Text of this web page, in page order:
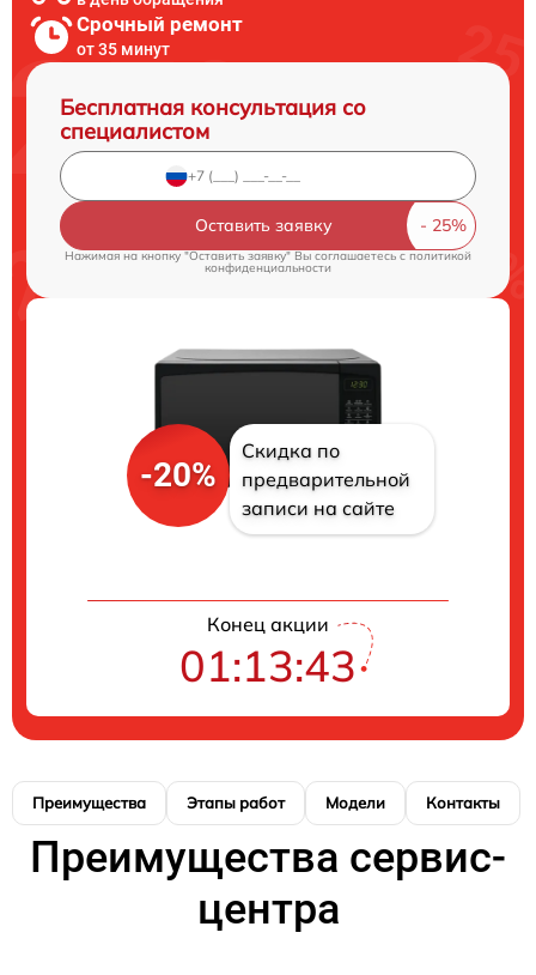
Срочный ремонт
от 35 минут
Бесплатная консультация со
специалистом
Оставить заявку
Нажимая на кнопку "Оставить заявку" Вы соглашаетесь cполитикой
конфиденциальности
-20%
Скидка по
предварительной
записи на сайте
Конец акции
01:13:42
Преимущества Этапы работ Модели Контакты
Преимущества сервис-
центра